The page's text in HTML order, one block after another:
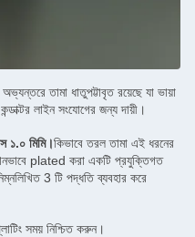
তামা ধাতুপট্টাবৃত রয়েছে যা ভায়া
লাইন সংযোগের জন্য দায়ী।
১.০ মিমি।কিভাবে তরল তামা এই ধরনের
plated করা একটি প্রযুক্তিগত
3 টি পদ্ধতি ব্যবহার করে
সময় নিশ্চিত করুন।